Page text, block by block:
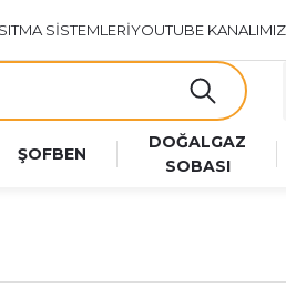
SİSTEMLERİYOUTUBE KANALIMIZ
ŞOFBEN
DOĞALGAZ
SOBASI